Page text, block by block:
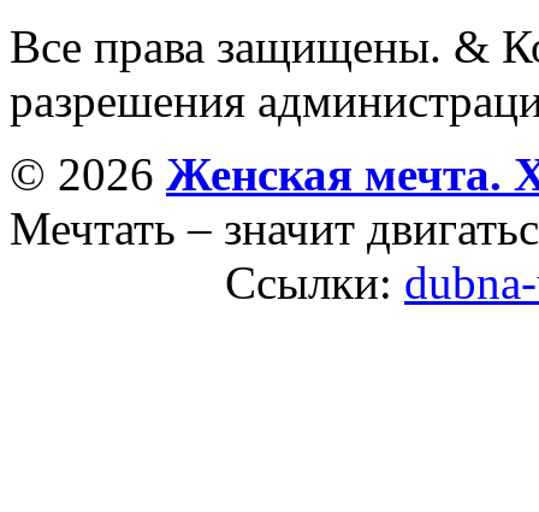
Все права защищены. &
разрешения
© 2026 Женская мечта.
Мечтать – значит
Ссылки: